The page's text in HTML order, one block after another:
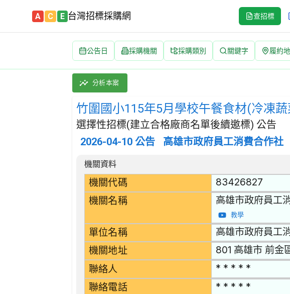
A C E 台灣招標採購網 查招標
公告日 採購機關 採購類別 關鍵字 履約地
竹圍國小115年5月學校午餐食材(冷凍蔬菜類) 招標公告 | 案
採購類別：財物類 肉類,魚,果實,蔬菜,及油脂 | 招標方式：
分析本案
竹圍國小115年5月學校午餐食材(冷凍
選擇性招標(建立合格廠商名單後續邀標) 公告
2026-04-10 公告 高雄市政府員工消費合作社
招標公告詳細內容
機關資料
機關代碼 83426827
機關名稱 高雄市政府員工
教學
單位名稱 高雄市政府員工
機關地址 801 高雄市 前金
聯絡人 * * * * *
聯絡電話 * * * * *